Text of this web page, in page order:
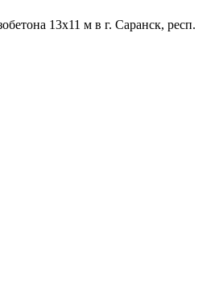
13х11 м в г. Саранск, респ.